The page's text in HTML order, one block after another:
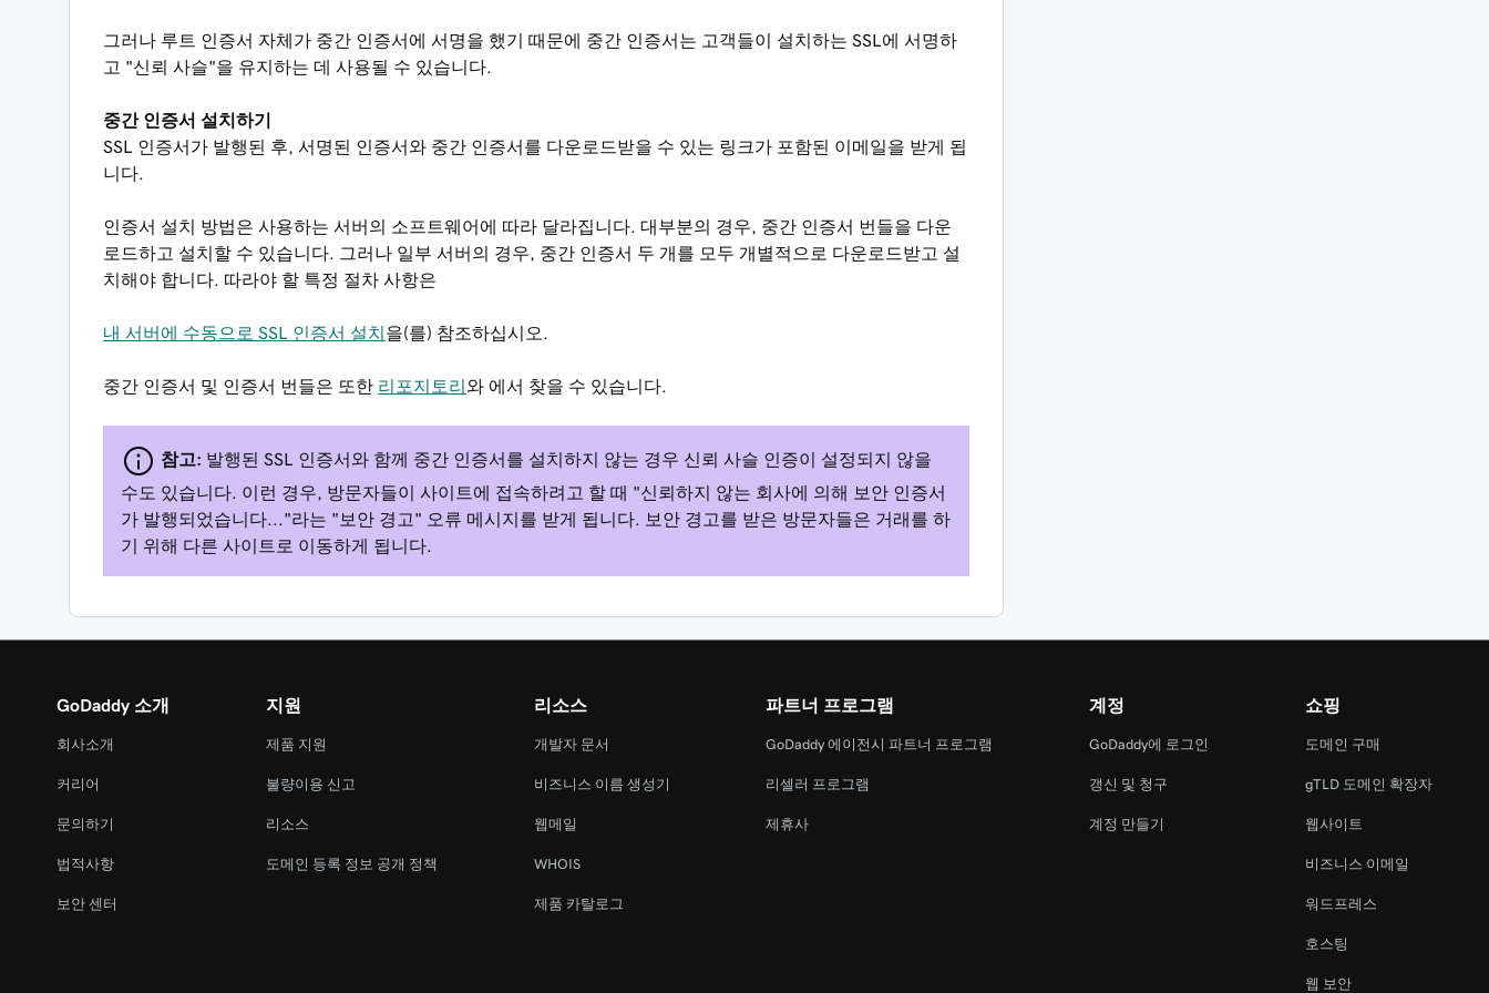
그러나 루트 인증서 자체가 중간 인증서에 서명을 했기 때문에 중간 인증서는 고객들이 설치하는 SSL에 서명하
고 "신뢰 사슬"을 유지하는 데 사용될 수 있습니다.
중간 인증서 설치하기
SSL 인증서가 발행된 후, 서명된 인증서와 중간 인증서를 다운로드받을 수 있는 링크가 포함된 이메일을 받게 됩
니다.
인증서 설치 방법은 사용하는 서버의 소프트웨어에 따라 달라집니다. 대부분의 경우, 중간 인증서 번들을 다운
로드하고 설치할 수 있습니다. 그러나 일부 서버의 경우, 중간 인증서 두 개를 모두 개별적으로 다운로드받고 설
치해야 합니다. 따라야 할 특정 절차 사항은
내 서버에 수동으로 SSL 인증서 설치 을(를) 참조하십시오.
중간 인증서 및 인증서 번들은 또한 리포지토리 와 에서 찾을 수 있습니다.
참고: 발행된 SSL 인증서와 함께 중간 인증서를 설치하지 않는 경우 신뢰 사슬 인증이 설정되지 않을
수도 있습니다. 이런 경우, 방문자들이 사이트에 접속하려고 할 때 "신뢰하지 않는 회사에 의해 보안 인증서
가 발행되었습니다..."라는 "보안 경고" 오류 메시지를 받게 됩니다. 보안 경고를 받은 방문자들은 거래를 하
기 위해 다른 사이트로 이동하게 됩니다.
GoDaddy 소개
회사소개
커리어
문의하기
법적사항
보안 센터
지원
제품 지원
불량이용 신고
리소스
도메인 등록 정보 공개 정책
리소스
개발자 문서
비즈니스 이름 생성기
웹메일
WHOIS
제품 카탈로그
파트너 프로그램
GoDaddy 에이전시 파트너 프로그램
리셀러 프로그램
제휴사
계정
GoDaddy에 로그인
갱신 및 청구
계정 만들기
쇼핑
도메인 구매
gTLD 도메인 확장자
웹사이트
비즈니스 이메일
워드프레스
호스팅
웹 보안